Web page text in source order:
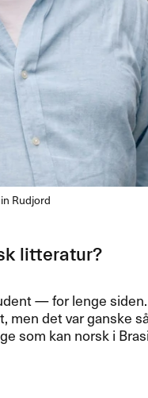
Rudjord
litteratur?​​
​— for lenge siden.
men det var ganske
som kan norsk i